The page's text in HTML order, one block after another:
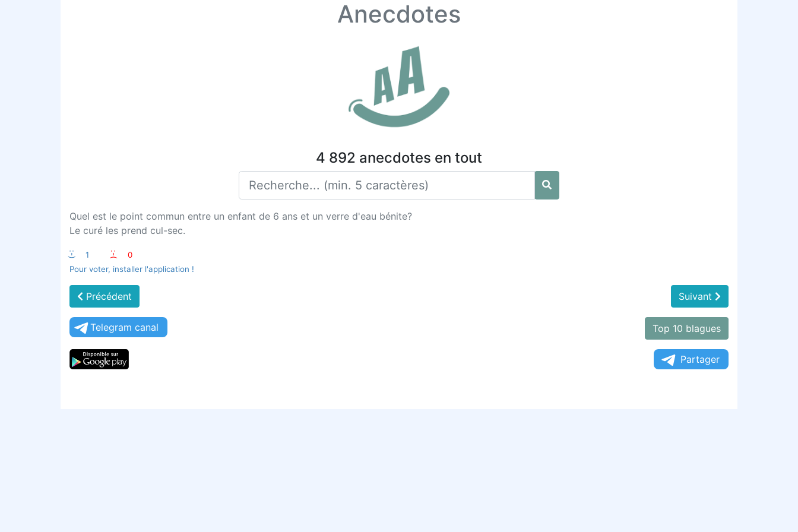
Anecdotes
4 892 anecdotes en tout
Quel est le point commun entre un enfant de 6 ans et un verre d'eau bénite?
Le curé les prend cul-sec.
:-) 1 :-(
0
Pour voter, installer l'application !
Précédent Suivant
Telegram canal Top 10 blagues
Partager